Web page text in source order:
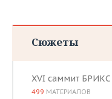
Сюжеты
XVI саммит
499 МАТЕРИАЛОВ